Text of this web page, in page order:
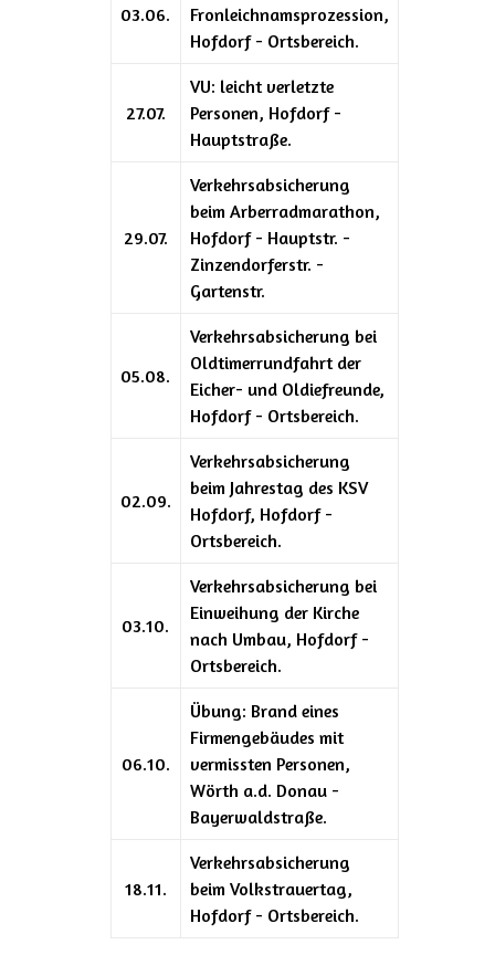
03.06.
Fronleichnamsprozession,
Hofdorf - Ortsbereich.
27.07.
VU: leicht verletzte
Personen, Hofdorf -
Hauptstraße.
29.07.
Verkehrsabsicherung
beim Arberradmarathon,
Hofdorf - Hauptstr. -
Zinzendorferstr. -
Gartenstr.
05.08.
Verkehrsabsicherung bei
Oldtimerrundfahrt der
Eicher- und Oldiefreunde,
Hofdorf - Ortsbereich.
02.09.
Verkehrsabsicherung
beim Jahrestag des KSV
Hofdorf, Hofdorf -
Ortsbereich.
03.10.
Verkehrsabsicherung bei
Einweihung der Kirche
nach Umbau, Hofdorf -
Ortsbereich.
06.10.
Übung: Brand eines
Firmengebäudes mit
vermissten Personen,
Wörth a.d. Donau -
Bayerwaldstraße.
18.11.
Verkehrsabsicherung
beim Volkstrauertag,
Hofdorf - Ortsbereich.